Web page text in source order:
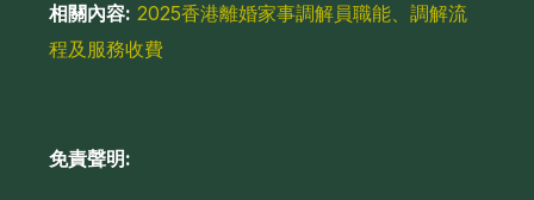
相關內容: 2025香港離婚家事調解員職能、調解流
程及服務收費
免責聲明: